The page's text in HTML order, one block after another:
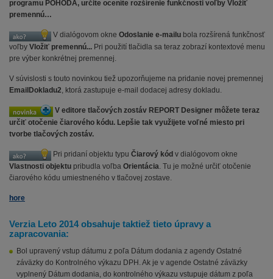
programu POHODA, určite oceníte rozšírenie funkčnosti voľby Vložiť
premennú…
V dialógovom okne Odoslanie e-mailu bola rozšírená funkčnosť
voľby Vložiť premennú... Pri použití tlačidla sa teraz zobrazí kontextové menu
pre výber konkrétnej premennej.
V súvislosti s touto novinkou tiež upozorňujeme na pridanie novej premennej
EmailDokladu2, ktorá zastupuje e-mail dodacej adresy dokladu.
V editore tlačových zostáv REPORT Designer môžete teraz
určiť otočenie čiarového kódu. Lepšie tak využijete voľné miesto pri
tvorbe tlačových zostáv.
Pri pridaní objektu typu Čiarový kód v dialógovom okne
Vlastnosti objektu pribudla voľba Orientácia. Tu je možné určiť otočenie
čiarového kódu umiestneného v tlačovej zostave.
hore
Verzia Leto 2014 obsahuje taktiež tieto úpravy a
zapracovania:
Bol upravený vstup dátumu z poľa Dátum dodania z agendy Ostatné
záväzky do Kontrolného výkazu DPH. Ak je v agende Ostatné záväzky
vyplnený Dátum dodania, do kontrolného výkazu vstupuje dátum z poľa